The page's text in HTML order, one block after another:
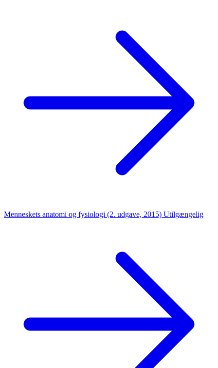
Menneskets anatomi og fysiologi (2. udgave, 2015) Utilgængelig